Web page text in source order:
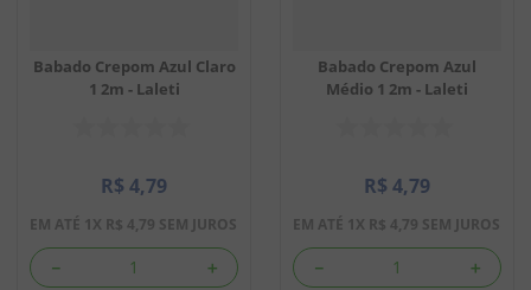
Babado Crepom Azul Claro
1 2m - Laleti
R$ 4,79
EM ATÉ 1X R$ 4,79 SEM JUROS
＋
－
Babado Crepom Azul
Médio 1 2m - Laleti
R$ 4,79
EM ATÉ 1X R$ 4,79 SEM JUROS
＋
－